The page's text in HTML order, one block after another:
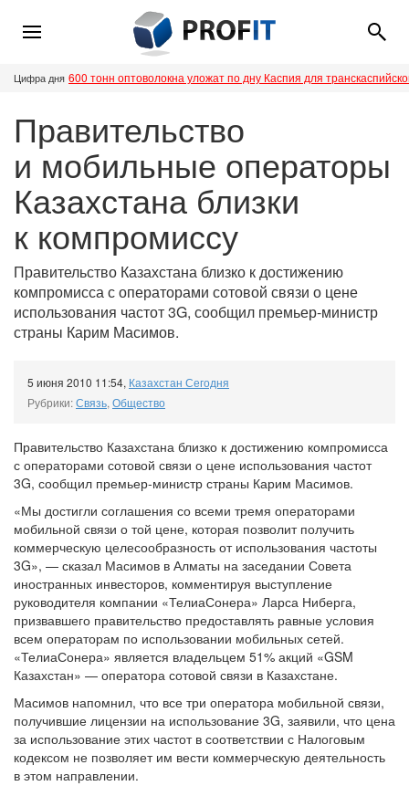
Цифра дня 600 тонн оптоволокна уложат по дну Каспия для
Правительство
и мобильные операторы
Казахстана близки
к компромиссу
Правительство Казахстана близко к достижению
компромисса с операторами сотовой связи о цене
использования частот 3G, сообщил премьер-министр
страны Карим Масимов.
5 июня 2010 11:54, Казахстан Сегодня
Рубрики:Связь, Общество
Правительство Казахстана близко к достижению компромисса
с операторами сотовой связи о цене использования частот
3G, сообщил премьер-министр страны Карим Масимов.
«Мы достигли соглашения со всеми тремя операторами
мобильной связи о той цене, которая позволит получить
коммерческую целесообразность от использования частоты
3G», — сказал Масимов в Алматы на заседании Совета
иностранных инвесторов, комментируя выступление
руководителя компании «ТелиаСонера» Ларса Ниберга,
призвавшего правительство предоставлять равные условия
всем операторам по использовании мобильных сетей.
«ТелиаСонера» является владельцем 51% акций «GSM
Казахстан» — оператора сотовой связи в Казахстане.
Масимов напомнил, что все три оператора мобильной связи,
получившие лицензии на использование 3G, заявили, что цена
за использование этих частот в соответствии с Налоговым
кодексом не позволяет им вести коммерческую деятельность
в этом направлении.